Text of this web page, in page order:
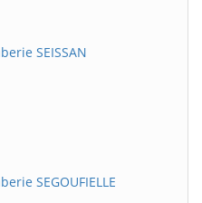
SEISSAN
SEGOUFIELLE